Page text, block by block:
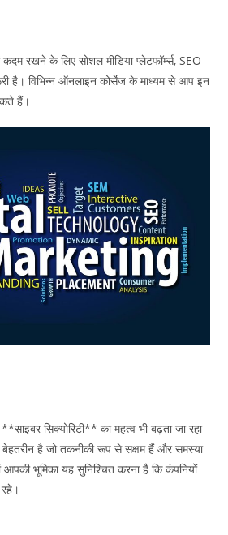
कदम रखने के लिए सोशल मीडिया प्लेटफॉर्म्स, SEO
है। विभिन्न ऑनलाइन कोर्सेज के माध्यम से आप इन
हैं।
सिक्योरिटी** का महत्व भी बढ़ता जा रहा
बेहतरीन है जो तकनीकी रूप से सक्षम हैं और समस्या
भूमिका यह सुनिश्चित करना है कि कंपनियों